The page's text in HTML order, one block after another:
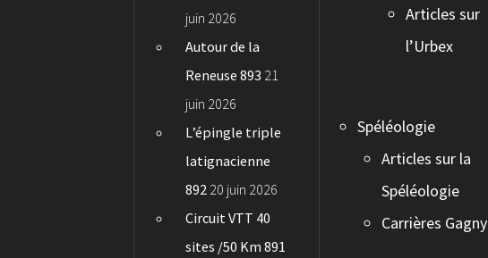
juin 2026
Autour de la
Reneuse 893 21
juin 2026
L’épingle triple
latignacienne
892 20 juin 2026
Circuit VTT 40
sites /50 Km 891
Articles sur
l’Urbex
Spéléologie
Articles sur la
Spéléologie
Carrières Gagny